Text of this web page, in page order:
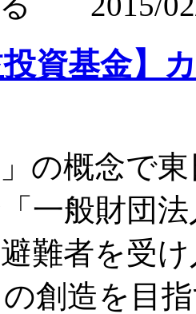
投資基金】
」の概念で
一般財団
難者を受
創造を目